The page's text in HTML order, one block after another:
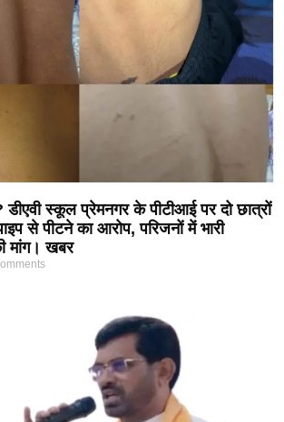
स्कूल प्रेमनगर के पीटीआई पर दो छात्रों
से पीटने का आरोप, परिजनों में भारी
मांग। खबर